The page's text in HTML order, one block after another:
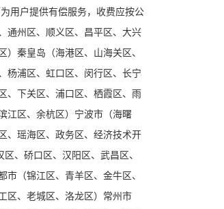
用户提供有偿服务，收费应按公
通州区、顺义区、昌平区、大兴
秦皇岛（海港区、山海关区、
杨浦区、虹口区、闵行区、长宁
、下关区、浦口区、栖霞区、雨
江区、余杭区）宁波市（海曙
、瑶海区、政务区、经济技术开
、硚口区、汉阳区、武昌区、
（锦江区、青羊区、金牛区、
区、老城区、洛龙区）常州市